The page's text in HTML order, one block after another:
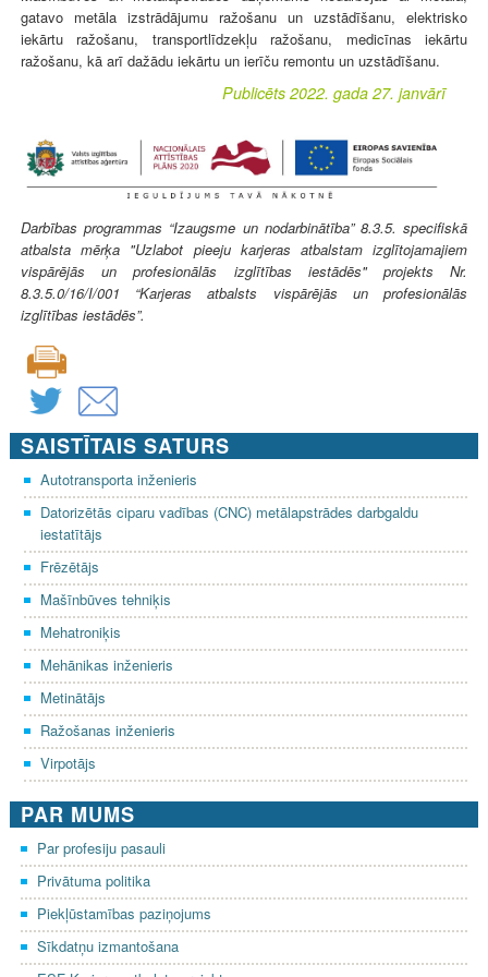
gatavo metāla izstrādājumu ražošanu un uzstādīšanu, elektrisko
iekārtu ražošanu, transportlīdzekļu ražošanu, medicīnas iekārtu
ražošanu, kā arī dažādu iekārtu un ierīču remontu un uzstādīšanu.
Publicēts 2022. gada 27. janvārī
Darbības programmas “Izaugsme un nodarbinātība” 8.3.5. specifiskā
atbalsta mērķa "Uzlabot pieeju karjeras atbalstam izglītojamajiem
vispārējās un profesionālās izglītības iestādēs" projekts Nr.
8.3.5.0/16/I/001 “Karjeras atbalsts vispārējās un profesionālās
izglītības iestādēs”.
SAISTĪTAIS SATURS
Autotransporta inženieris
Datorizētās ciparu vadības (CNC) metālapstrādes darbgaldu
iestatītājs
Frēzētājs
Mašīnbūves tehniķis
Mehatroniķis
Mehānikas inženieris
Metinātājs
Ražošanas inženieris
Virpotājs
PAR MUMS
Par profesiju pasauli
Privātuma politika
Piekļūstamības paziņojums
Sīkdatņu izmantošana